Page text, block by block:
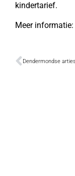
kindertarief.
Meer informatie: